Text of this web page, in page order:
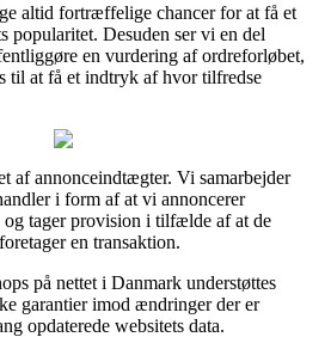
altid fortræffelige chancer for at få et
popularitet. Desuden ser vi en del
en vurdering af ordreforløbet,
til at få et indtryk af hvor tilfredse
af annonceindtægter. Vi samarbejder
i form af at vi annoncerer
og tager provision i tilfælde af at de
en transaktion.
på nettet i Danmark understøttes
garantier imod ændringer der er
opdaterede websitets data.